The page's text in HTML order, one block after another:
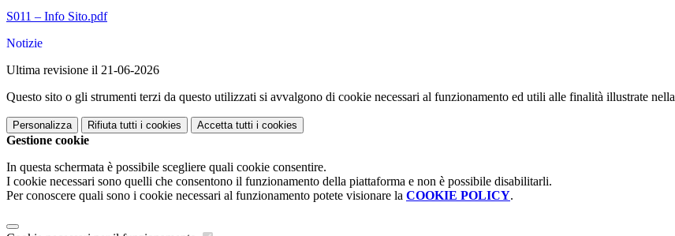
S011 – Info Sito.pdf
Notizie
Ultima revisione il 21-06-2026
Questo sito o gli strumenti terzi da questo utilizzati si avvalgono di cookie necessari al funzionamento ed utili alle finalità illustrate nella
Personalizza Rifiuta tutti i cookies Accetta tutti i cookies
Gestione cookie
In questa schermata è possibile scegliere quali cookie consentire.
I cookie necessari sono quelli che consentono il funzionamento della piattaforma e non è possibile disabilitarli.
Per conoscere quali sono i cookie necessari al funzionamento potete visionare la COOKIE POLICY.